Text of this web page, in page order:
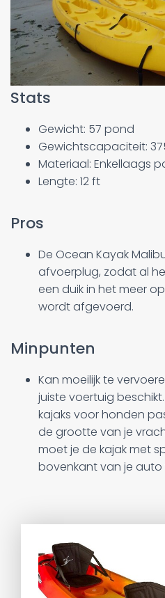
Stats
Gewicht: 57 pond
Gewichtscapaciteit:
Materiaal: Enkellaags
Lengte: 12 ft
Pros
De Ocean Kayak
afvoerplug, zodat al
een duik in het meer
wordt afgevoerd.
Minpunten
Kan moeilijk te
juiste voertuig
kajaks voor honden
de grootte van je
moet je de kajak met
bovenkant van je auto